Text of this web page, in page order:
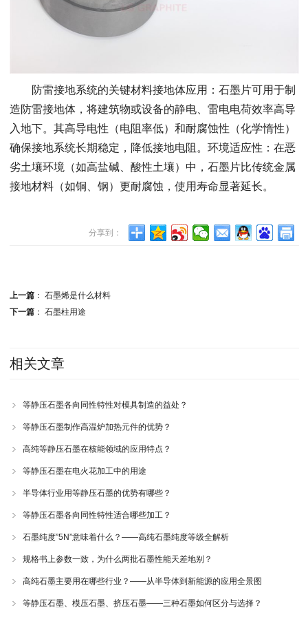
防雷接地系统的关键材料接地体应用：石墨片可用于制
造防雷接地体，将建筑物或设备的静电、雷电电荷效率高导
入地下。其高导电性（电阻率低）和耐腐蚀性（化学惰性）
确保接地系统长期稳定，降低接地电阻。环境适应性：在恶
劣土壤环境（如高盐碱、酸性土壤）中，石墨片比传统金属
接地材料（如铜、钢）更耐腐蚀，使用寿命显著延长。
分享到：
上一篇： 石墨烯是什么材料
下一篇： 石墨柱用途
相关文章
等静压石墨各向同性特性对模具制造的益处？
等静压石墨制作高温炉加热元件的优势？
高纯等静压石墨在核能领域的应用特点？
等静压石墨在电火花加工中的用途
半导体行业用等静压石墨的优势有哪些？
等静压石墨各向同性特性适合哪些加工？
石墨纯度”5N”意味着什么？——高纯石墨纯度等级全解析
规格书上参数一致，为什么两批石墨性能天差地别？
高纯石墨主要用在哪些行业？——从半导体到新能源的应用全景图
等静压石墨、模压石墨、挤压石墨——三种石墨如何区分与选择？